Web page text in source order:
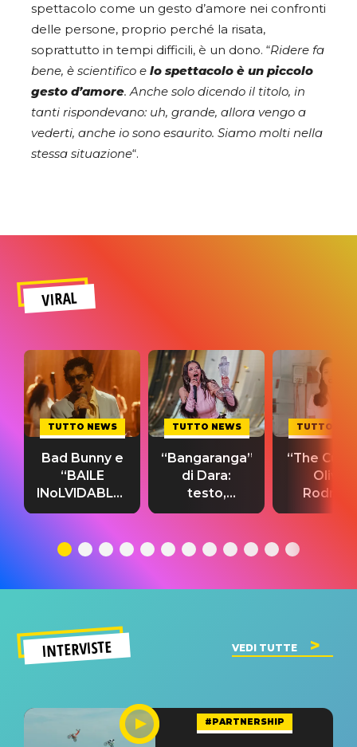
spettacolo come un gesto d’amore nei confronti
delle persone, proprio perché la risata,
soprattutto in tempi difficili, è un dono. “Ridere fa
bene, è scientifico e lo spettacolo è un piccolo
gesto d’amore. Anche solo dicendo il titolo, in
tanti rispondevano: uh, grande, allora vengo a
vederti, anche io sono esaurito. Siamo molti nella
stessa situazione“.
VIRAL
TUTTO NEWS
Bad Bunny e
“BAILE
INoLVIDABLE”:
testo,
significato
TUTTO NEWS
“Bangaranga”
di Dara:
testo,
traduzione e
del singolo
TUTTO
“The
Olivia
testo,
INTERVISTE VEDI TUTTE
#PARTNERSHIP